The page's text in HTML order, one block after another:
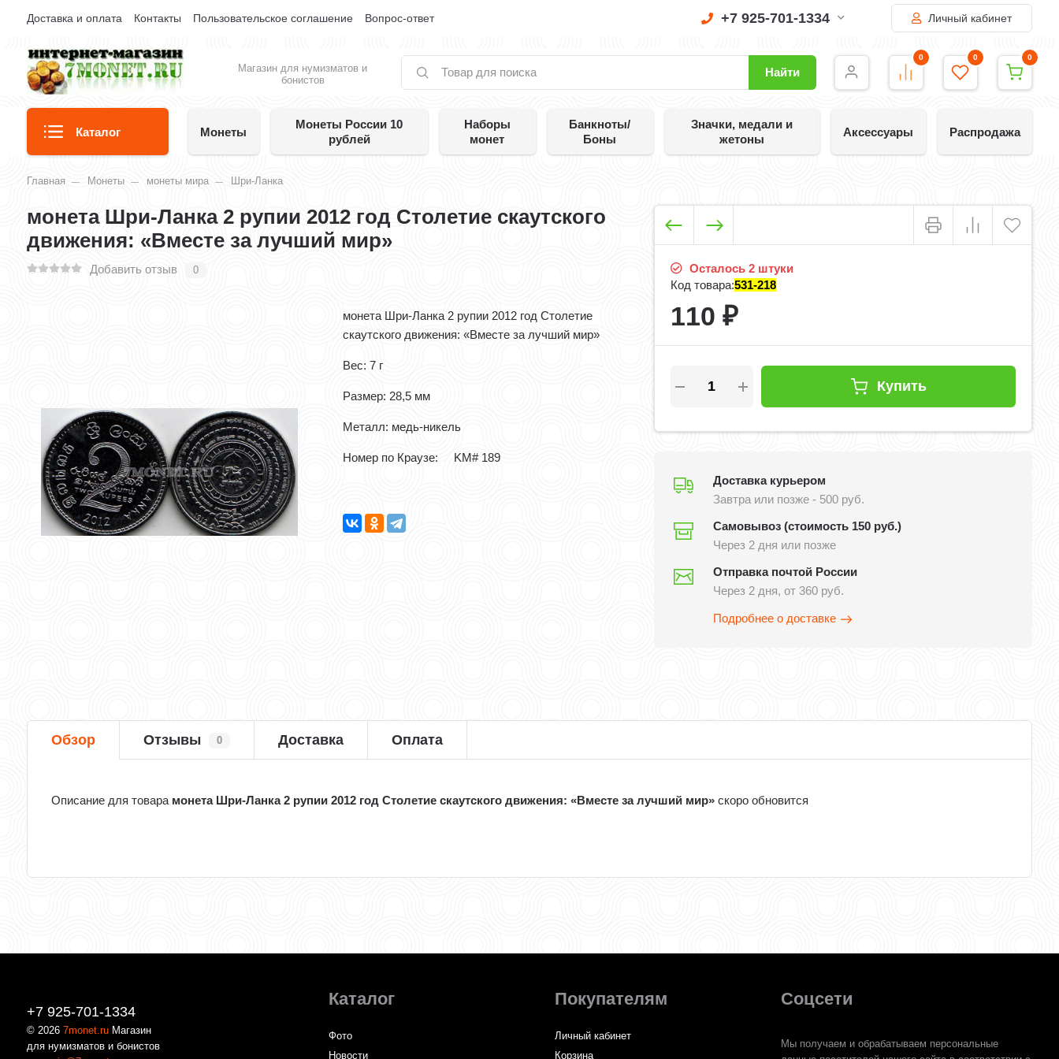
Доставка и оплата Контакты Пользовательское соглашение Вопрос-ответ +7 925-701-1334 Личный кабинет
Магазин для нумизматов и
бонистов
Найти
0 0 0
Каталог Монеты
Монеты России 10
рублей
Наборы
монет
Банкноты/
Боны
Значки, медали и
жетоны
Аксессуары Распродажа
Главная Монеты монеты мира Шри-Ланка
монета Шри-Ланка 2 рупии 2012 год Столетие скаутского
движения: «Вместе за лучший мир»
Добавить отзыв 0
монета Шри-Ланка 2 рупии 2012 год Столетие
скаутского движения: «Вместе за лучший мир»
Вес: 7 г
Размер: 28,5 мм
Металл: медь-никель
Номер по Краузе: KM# 189
Осталось 2 штуки
Код товара:531-218
110 ₽
Купить
Доставка курьером
Завтра или позже - 500 руб.
Самовывоз (стоимость 150 руб.)
Через 2 дня или позже
Отправка почтой России
Через 2 дня, от 360 руб.
Подробнее о доставке
Обзор Отзывы 0 Доставка Оплата
Описание для товара монета Шри-Ланка 2 рупии 2012 год Столетие скаутского движения: «Вместе за лучший мир» скоро обновится
+7 925-701-1334
© 20267monet.ru Магазин
для нумизматов и бонистов
Каталог
Фото
Новости
Покупателям
Личный кабинет
Корзина
Соцсети
Мы получаем и обрабатываем персональные